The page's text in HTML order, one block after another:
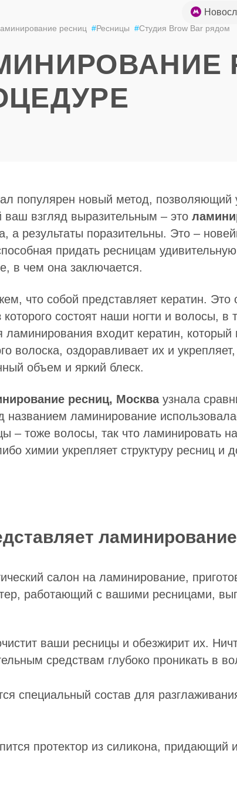
ресниц #Ресницы #Студия Brow Bar рядом
популярен новый метод, позволяющий
взгляд выразительным – это
а результаты поразительны. Это –
придать ресницам удивительную
в чем она заключается.
что собой представляет кератин. Это
которого состоят наши ногти и волосы, в
ламинирования входит кератин, который
волоска, оздоравливает их и
объем и яркий блеск.
ресниц, Москваузнала
названием ламинирование
– тоже волосы, так что ламинировать
химии укрепляет структуру ресниц и
салон на ламинирование,
работающий с вашими ресницами,
ваши ресницы и обезжирит их.
средствам глубоко проникать в
специальный состав для
протектор из силикона,